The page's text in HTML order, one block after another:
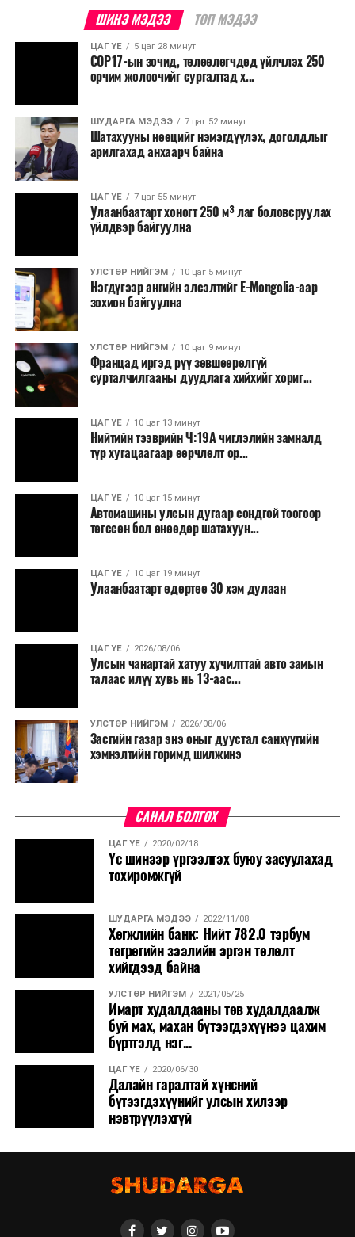
ШИНЭ МЭДЭЭ ТОП МЭДЭЭ
ЦАГ ҮЕ 5 цаг 28 минут
COP17-ын зочид, төлөөлөгчдөд үйлчлэх 250
орчим жолоочийг сургалтад х...
ШУДАРГА МЭДЭЭ 7 цаг 52 минут
Шатахууны нөөцийг нэмэгдүүлэх, доголдлыг
арилгахад анхаарч байна
ЦАГ ҮЕ 7 цаг 55 минут
Улаанбаатарт хоногт 250 м³ лаг боловсруулах
үйлдвэр байгуулна
УЛСТӨР НИЙГЭМ 10 цаг 5 минут
Нэгдүгээр ангийн элсэлтийг E-Mongolia-аар
зохион байгуулна
УЛСТӨР НИЙГЭМ 10 цаг 9 минут
Францад иргэд рүү зөвшөөрөлгүй
сурталчилгааны дуудлага хийхийг хориг...
ЦАГ ҮЕ 10 цаг 13 минут
Нийтийн тээврийн Ч:19А чиглэлийн замналд
түр хугацаагаар өөрчлөлт ор...
ЦАГ ҮЕ 10 цаг 15 минут
Автомашины улсын дугаар сондгой тоогоор
төгссөн бол өнөөдөр шатахуун...
ЦАГ ҮЕ 10 цаг 19 минут
Улаанбаатарт өдөртөө 30 хэм дулаан
ЦАГ ҮЕ 2026/08/06
Улсын чанартай хатуу хучилттай авто замын
талаас илүү хувь нь 13-аас...
УЛСТӨР НИЙГЭМ 2026/08/06
Засгийн газар энэ оныг дуустал санхүүгийн
хэмнэлтийн горимд шилжинэ
САНАЛ БОЛГОХ
ЦАГ ҮЕ 2020/02/18
Үс шинээр үргээлгэх буюу засуулахад
тохиромжгүй
ШУДАРГА МЭДЭЭ 2022/11/08
Хөгжлийн банк: Нийт 782.0 тэрбум
төгрөгийн зээлийн эргэн төлөлт
хийгдээд байна
УЛСТӨР НИЙГЭМ 2021/05/25
Имарт худалдааны төв худалдаалж
буй мах, махан бүтээгдэхүүнээ цахим
бүртгэлд нэг...
ЦАГ ҮЕ 2020/06/30
Далайн гаралтай хүнсний
бүтээгдэхүүнийг улсын хилээр
нэвтрүүлэхгүй